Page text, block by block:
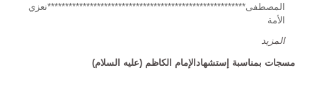
المصطفى********************************************************نعزي
الأمة
المزید
مسجات بمناسبة إستشهادالإمام الكاظم (عليه السلام)